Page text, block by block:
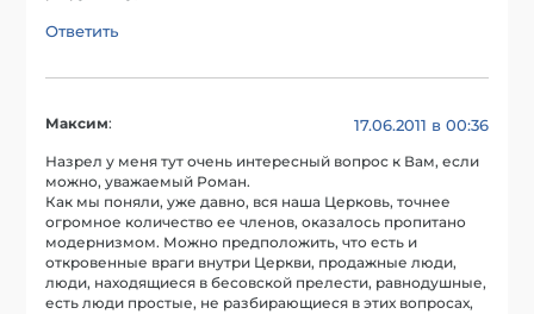
Ответить
Максим: 17.06.2011 в 00:36
Назрел у меня тут очень интересный вопрос к Вам, если
можно, уважаемый Роман.
Как мы поняли, уже давно, вся наша Церковь, точнее
огромное количество ее членов, оказалось пропитано
модернизмом. Можно предположить, что есть и
откровенные враги внутри Церкви, продажные люди,
люди, находящиеся в бесовской прелести, равнодушные,
есть люди простые, не разбирающиеся в этих вопросах,